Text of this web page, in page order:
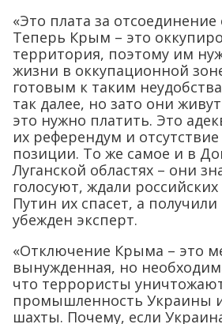
«Это плата за
Теперь Крым – это
территория, поэтому им
жизни в оккупационной
готовым к таким
так далее, но зато они
это нужно платить. Это
их референдум и
позиции. То же самое и в
Луганской областях – они
голосуют, ждали
Путин их спасет, а получили
убежден эксперт.
«Отключение Крыма – это
вынужденная, но
что террористы
промышленность Украины
шахты. Почему, если